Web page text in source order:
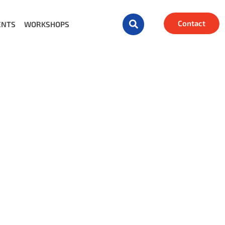
WORKSHOPS Contact